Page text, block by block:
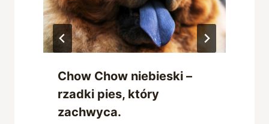
Chow Chow niebieski –
rzadki pies, który
zachwyca.